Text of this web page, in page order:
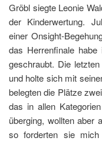
Gröbl siegte Leonie
der Kinderwertung.
einer Onsight-
das Herrenfinale
geschraubt. Die
und holte sich mit
belegten die Plätze
das in allen
überging, wollten aber
so forderten sie mich